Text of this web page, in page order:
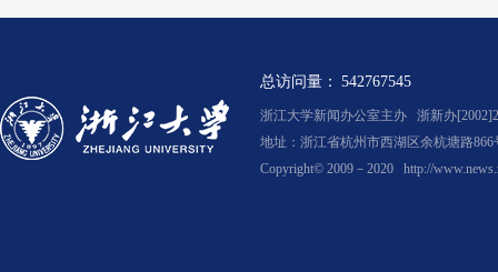
总访问量： 542767545
浙江大学新闻办公室主办 浙新办
地址：浙江省杭州市西湖区余杭塘路
Copyright© 2009－2020 http://